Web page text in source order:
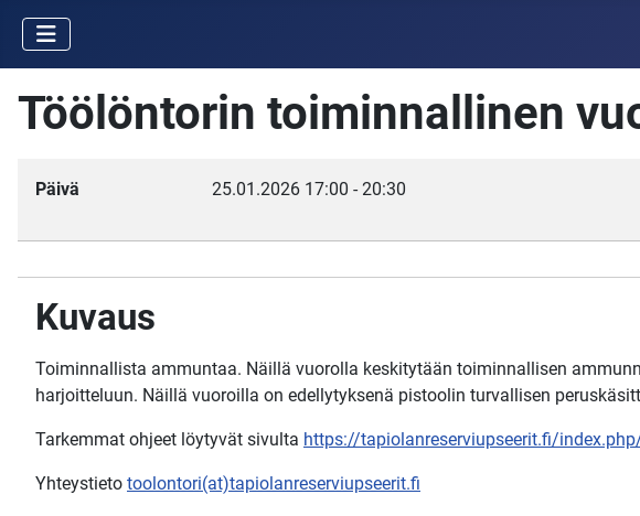
Töölöntorin toiminnallinen
Päivä 25.01.2026 17:00 - 20:30
Kuvaus
Toiminnallista ammuntaa. Näillä vuorolla keskitytään toiminnallisen
harjoitteluun. Näillä vuoroilla on edellytyksenä pistoolin turvallisen
Tarkemmat ohjeet löytyvät sivulta https://tapiolanreserviupseerit.fi/
Yhteystieto toolontori(at)tapiolanreserviupseerit.fi